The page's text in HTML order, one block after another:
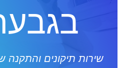
שירות תיקונים והתקנה